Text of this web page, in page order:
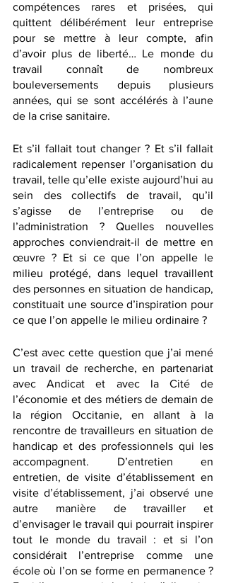
compétences rares et prisées, qui
quittent délibérément leur entreprise
pour se mettre à leur compte, afin
d’avoir plus de liberté… Le monde du
travail connaît de nombreux
bouleversements depuis plusieurs
années, qui se sont accélérés à l’aune
de la crise sanitaire.
Et s’il fallait tout changer ? Et s’il fallait
radicalement repenser l’organisation du
travail, telle qu’elle existe aujourd’hui au
sein des collectifs de travail, qu’il
s’agisse de l’entreprise ou de
l’administration ? Quelles nouvelles
approches conviendrait-il de mettre en
œuvre ? Et si ce que l’on appelle le
milieu protégé, dans lequel travaillent
des personnes en situation de handicap,
constituait une source d’inspiration pour
ce que l’on appelle le milieu ordinaire ?
C’est avec cette question que j’ai mené
un travail de recherche, en partenariat
avec Andicat et avec la Cité de
l’économie et des métiers de demain de
la région Occitanie, en allant à la
rencontre de travailleurs en situation de
handicap et des professionnels qui les
accompagnent. D’entretien en
entretien, de visite d’établissement en
visite d’établissement, j’ai observé une
autre manière de travailler et
d’envisager le travail qui pourrait inspirer
tout le monde du travail : et si l’on
considérait l’entreprise comme une
école où l’on se forme en permanence ?